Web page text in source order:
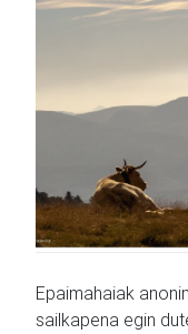
Epaimahaiak
sailkapena egin